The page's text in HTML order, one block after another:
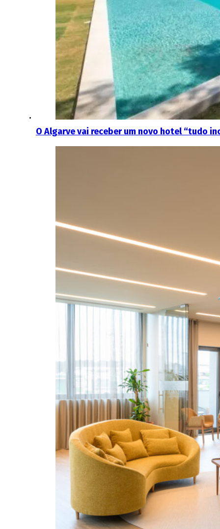
O Algarve vai receber um novo hotel “tudo